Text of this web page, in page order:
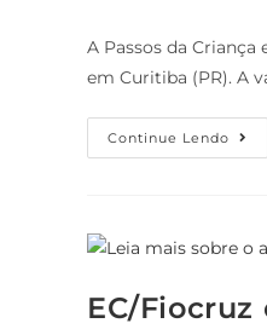
A Passos da
em Curitiba (PR). A
Continue Lendo
EC/